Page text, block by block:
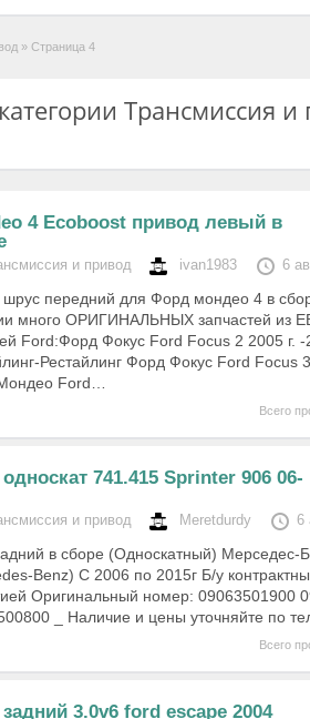
» Страница 4
Трансмиссия и
4 Ecoboost привод левый в
и привод ivan1983 6
передний для Форд мондео 4 в
много ОРИГИНАЛЬНЫХ запчастей из
Ford:Форд Фокус Ford Focus 2 2005 г. -
Рестайлинг Форд Фокус Ford Focus
Ford…
Всего
741.415 Sprinter 906 06-
и привод Meretdurdy 6
в сборе (Односкатный) Мерседес-
Benz) C 2006 по 2015г Б/у
Оригинальный номер: 09063501900
_ Наличие и цены уточняйте по
Всего
3.0v6 ford escape 2004